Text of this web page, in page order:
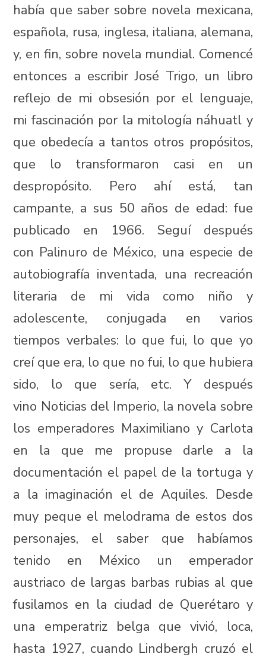
había que saber sobre novela mexicana,
española, rusa, inglesa, italiana, alemana,
y, en fin, sobre novela mundial. Comencé
entonces a escribir José Trigo, un libro
reflejo de mi obsesión por el lenguaje,
mi fascinación por la mitología náhuatl y
que obedecía a tantos otros propósitos,
que lo transformaron casi en un
despropósito. Pero ahí está, tan
campante, a sus 50 años de edad: fue
publicado en 1966. Seguí después
con Palinuro de México, una especie de
autobiografía inventada, una recreación
literaria de mi vida como niño y
adolescente, conjugada en varios
tiempos verbales: lo que fui, lo que yo
creí que era, lo que no fui, lo que hubiera
sido, lo que sería, etc. Y después
vino Noticias del Imperio, la novela sobre
los emperadores Maximiliano y Carlota
en la que me propuse darle a la
documentación el papel de la tortuga y
a la imaginación el de Aquiles. Desde
muy peque el melodrama de estos dos
personajes, el saber que habíamos
tenido en México un emperador
austriaco de largas barbas rubias al que
fusilamos en la ciudad de Querétaro y
una emperatriz belga que vivió, loca,
hasta 1927, cuando Lindbergh cruzó el